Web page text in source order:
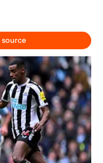
source